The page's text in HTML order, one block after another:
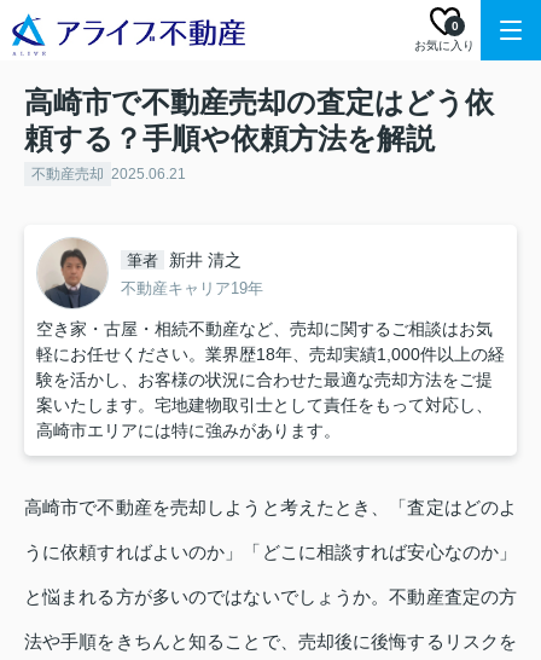
お気に入り
0
高崎市で不動産売却の査定はどう依
頼する？手順や依頼方法を解説
不動産売却 2025.06.21
筆者 新井 清之
不動産キャリア19年
空き家・古屋・相続不動産など、売却に関するご相談はお気
軽にお任せください。業界歴18年、売却実績1,000件以上の経
験を活かし、お客様の状況に合わせた最適な売却方法をご提
案いたします。宅地建物取引士として責任をもって対応し、
高崎市エリアには特に強みがあります。
高崎市で不動産を売却しようと考えたとき、「査定はどのよ
うに依頼すればよいのか」「どこに相談すれば安心なのか」
と悩まれる方が多いのではないでしょうか。不動産査定の方
法や手順をきちんと知ることで、売却後に後悔するリスクを